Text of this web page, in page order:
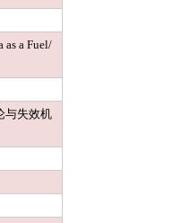
as a Fuel/
与失效机